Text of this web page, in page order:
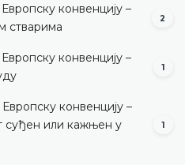
конвенцију –
стварима
2
конвенцију –
1
конвенцију –
суђен или кажњен у
1